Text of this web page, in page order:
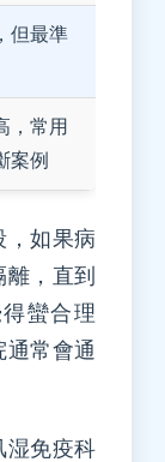
但最準
，常用
案例
，如果病
，直到
蠻合理
通常會通
湿免疫科